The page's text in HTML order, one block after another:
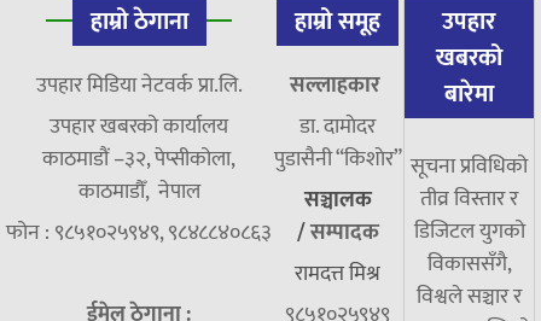
हाम्रो ठेगाना
उपहार मिडिया नेटवर्क प्रा.लि.
उपहार खबरको कार्यालय
काठमाडौं –३२, पेप्सीकोला,
काठमाडौँ, नेपाल
फोन : ९८५१०२५९४९, ९८४८८४०८६३
हाम्रो समूह
सल्लाहकार
डा. दामाेदर
पुडासैनी “किशाेर”
सञ्चालक
/सम्पादक
रामदत्त मिश्र
उपहार
खबरको
बारेमा
सूचना प्रविधिको
तीव्र विस्तार र
डिजिटल युगको
विकाससँगै,
विश्वले सञ्चार र